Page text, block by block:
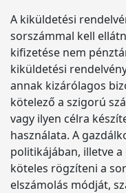
A kiküldetési
sorszámmal kell
kifizetése nem
kiküldetési
annak kizárólagos
kötelező a szigorú
vagy ilyen célra
használata. A
politikájában, illetve
köteles rögzíteni a
elszámolás módját,